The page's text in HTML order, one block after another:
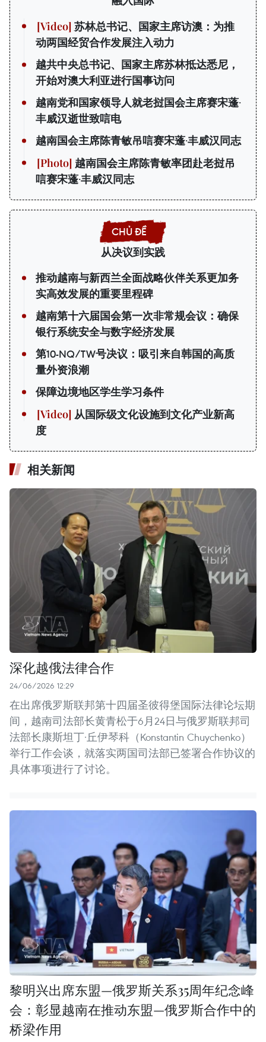
苏林总书记、国家主席访澳：为推
动两国经贸合作发展注入动力
越共中央总书记、国家主席苏林抵达悉尼，
开始对澳大利亚进行国事访问
越南党和国家领导人就老挝国会主席赛宋蓬·
丰威汉逝世致唁电
越南国会主席陈青敏吊唁赛宋蓬·丰威汉同志
越南国会主席陈青敏率团赴老挝吊
唁赛宋蓬·丰威汉同志
从决议到实践
推动越南与新西兰全面战略伙伴关系更加务
实高效发展的重要里程碑
越南第十六届国会第一次非常规会议：确保
银行系统安全与数字经济发展
第10-NQ/TW号决议：吸引来自韩国的高质
量外资浪潮
保障边境地区学生学习条件
从国际级文化设施到文化产业新高
度
相关新闻
深化越俄法律合作
24/06/2026 12:29
在出席俄罗斯联邦第十四届圣彼得堡国际法律论坛期
间，越南司法部长黄青松于6月24日与俄罗斯联邦司
法部长康斯坦丁·丘伊琴科（Konstantin Chuychenko）
举行工作会谈，就落实两国司法部已签署合作协议的
具体事项进行了讨论。
黎明兴出席东盟—俄罗斯关系35周年纪念峰
会：彰显越南在推动东盟—俄罗斯合作中的
桥梁作用